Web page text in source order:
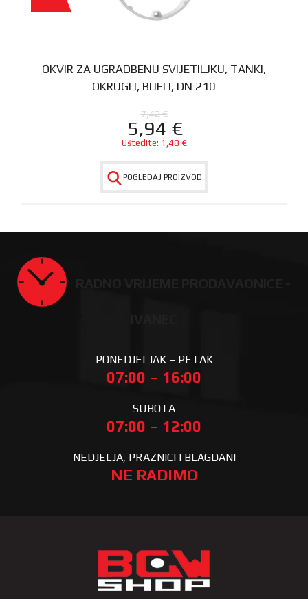
OKVIR ZA UGRADBENU SVIJETILJKU, TANKI,
OKRUGLI, BIJELI, DN 210
7,42€
5,94 €
Uštedite: 1,48 €
POGLEDAJ PROIZVOD
PONEDJELJAK – PETAK
07:00 – 16:00
SUBOTA
07:00 – 12:00
NEDJELJA, PRAZNICI I BLAGDANI
NE RADIMO